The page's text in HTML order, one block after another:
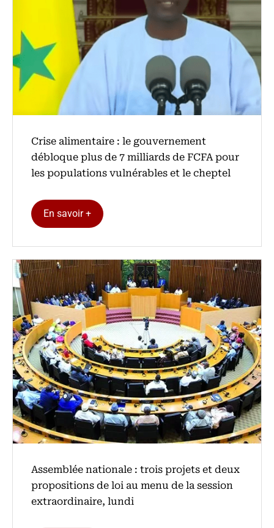
Crise alimentaire : le gouvernement
débloque plus de 7 milliards de FCFA pour
les populations vulnérables et le cheptel
En savoir +
Assemblée nationale : trois projets et deux
propositions de loi au menu de la session
extraordinaire, lundi